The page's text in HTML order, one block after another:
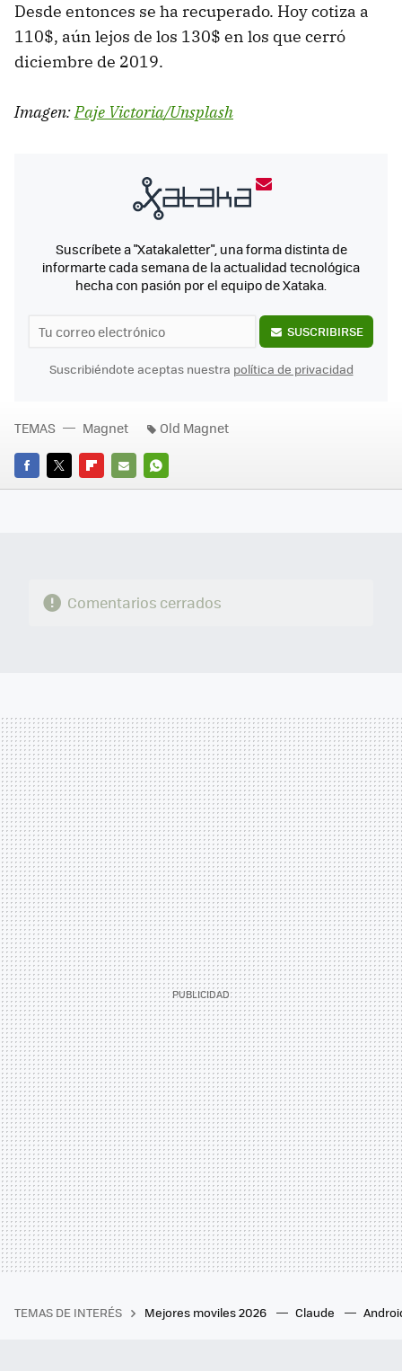
Desde entonces se ha recuperado. Hoy cotiza a
110$, aún lejos de los 130$ en los que cerró
diciembre de 2019.
Imagen:Paje Victoria/Unsplash
Suscríbete a "Xatakaletter", una forma distinta de
informarte cada semana de la actualidad tecnológica
hecha con pasión por el equipo de Xataka.
SUSCRIBIRSE
Suscribiéndote aceptas nuestra política de privacidad
FACEBOOK
TWITTERFLIPBOARD
E-
WHATSAPP
TEMAS Magnet Old Magnet
Comentarios cerrados
TEMAS DE INTERÉS Mejores moviles 2026 Claude